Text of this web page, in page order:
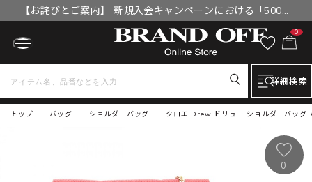
【お詫びとご案内】 新規入会キャンペーンにおける「500円
OFFクーポン」付与漏れと補填について
0
詳細検索
トップ クロエ Drew ドリュー ショルダーバッグ
バッグ ショルダーバッグ
0